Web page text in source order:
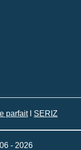
parfaitl SERIZ
- 2026